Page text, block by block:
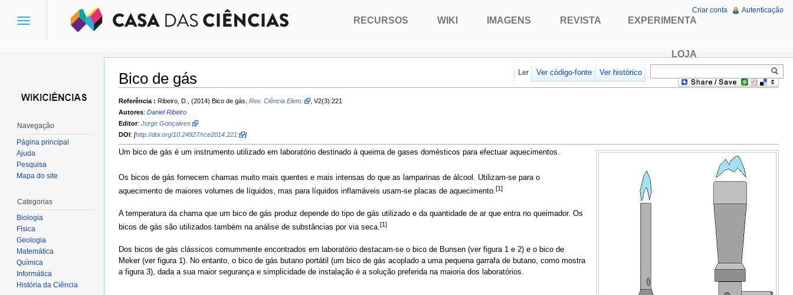
Bico de gás
Ir para:navegação,pesquisa
Referência : Ribeiro, D., (2014) Bico de gás, Rev. Ciência Elem.
, V2(3):221
Autores: Daniel Ribeiro
Editor: Jorge Gonçalves
DOI: [http://doi.org/10.24927/rce2014.221 ]
Um bico de gás é um instrumento utilizado em laboratório destinado à queima de gases domésticos para efectuar aquecimentos.
Os bicos de gás fornecem chamas muito mais quentes e mais intensas do que as lamparinas de álcool. Utilizam-se para o
aquecimento de maiores volumes de líquidos, mas para líquidos inflamáveis usam-se placas de aquecimento. [1]
A temperatura da chama que um bico de gás produz depende do tipo de gás utilizado e da quantidade de ar que entra no queimador. Os
bicos de gás são utilizados também na análise de substâncias por via seca.[1]
Dos bicos de gás clássicos comummente encontrados em laboratório destacam-se o bico de Bunsen (ver figura 1 e 2) e o bico de
Meker (ver figura 1). No entanto, o bico de gás butano portátil (um bico de gás acoplado a uma pequena garrafa de butano, como mostra
a figura 3), dada a sua maior segurança e simplicidade de instalação é a solução preferida na maioria dos laboratórios.
Toggle
RECURSOS WIKI IMAGENS REVISTA EXPERIMENTA
LOJA
Criar conta Autenticação
Ler Ver código-fonte Ver histórico
Navegação
Página principal
Ajuda
Pesquisa
Mapa do site
Categorias
Biologia
Física
Geologia
Matemática
Química
Informática
História da Ciência